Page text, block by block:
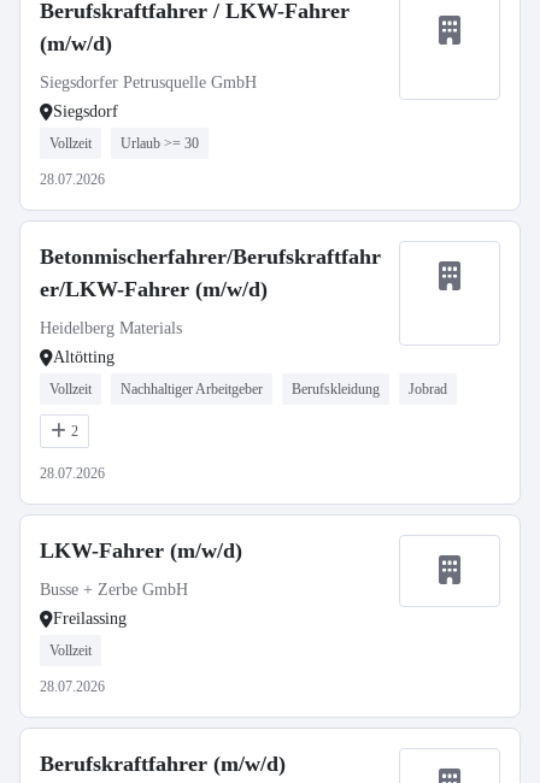
Berufskraftfahrer / LKW-Fahrer
(m/w/d)
Siegsdorfer Petrusquelle GmbH
Siegsdorf
Vollzeit Urlaub >= 30
28.07.2026
Betonmischerfahrer/Berufskraftfahr
er/LKW-Fahrer (m/w/d)
Heidelberg Materials
Altötting
Vollzeit Nachhaltiger Arbeitgeber Berufskleidung Jobrad
2
28.07.2026
LKW-Fahrer (m/w/d)
Busse + Zerbe GmbH
Freilassing
Vollzeit
28.07.2026
Berufskraftfahrer (m/w/d)